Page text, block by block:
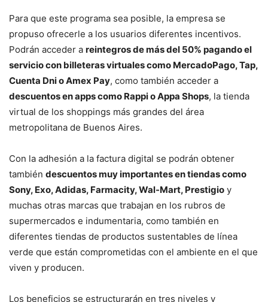
Para que este programa sea posible, la empresa se
propuso ofrecerle a los usuarios diferentes incentivos.
Podrán acceder a reintegros de más del 50% pagando el
servicio con billeteras virtuales como MercadoPago, Tap,
Cuenta Dni o Amex Pay, como también acceder a
descuentos en apps como Rappi o Appa Shops, la tienda
virtual de los shoppings más grandes del área
metropolitana de Buenos Aires.
Con la adhesión a la factura digital se podrán obtener
también descuentos muy importantes en tiendas como
Sony, Exo, Adidas, Farmacity, Wal-Mart, Prestigio y
muchas otras marcas que trabajan en los rubros de
supermercados e indumentaria, como también en
diferentes tiendas de productos sustentables de línea
verde que están comprometidas con el ambiente en el que
viven y producen.
Los beneficios se estructurarán en tres niveles y